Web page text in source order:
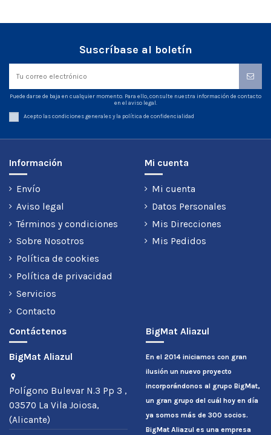
Suscríbase al boletín
Puede darse de baja en cualquier momento. Para ello, consulte nuestra información de contacto
en el aviso legal.
Acepto las condiciones generales y la política de confidencialidad
Información
Envío
Aviso legal
Términos y condiciones
Sobre Nosotros
Política de cookies
Política de privacidad
Servicios
Contacto
Mi cuenta
Mi cuenta
Datos Personales
Mis Direcciones
Mis Pedidos
Contáctenos
BigMat Aliazul
Polígono Bulevar N.3 Pp 3 ,
03570 La Vila Joiosa,
(Alicante)
BigMat Aliazul
En el 2014 iniciamos con gran
ilusión un nuevo proyecto
incorporándonos al grupo BigMat,
un gran grupo del cuál hoy en día
ya somos más de 300 socios.
BigMat Aliazul es una empresa